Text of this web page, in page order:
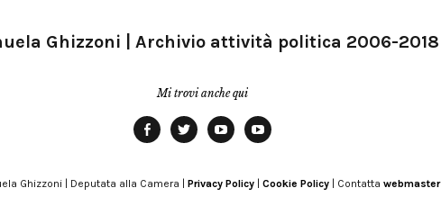
Ghizzoni | Archivio attività politica 2006-2018
Mi trovi anche qui
Modena
Ghizzoni | Deputata alla Camera | Privacy Policy Cookie Policy | Contatta webmaster